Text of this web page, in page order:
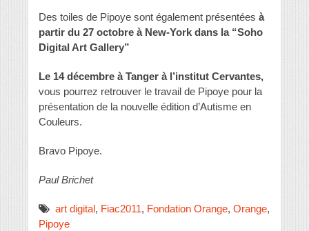
Des toiles de Pipoye sont également présentées à
partir du 27 octobre à New-York dans la “Soho
Digital Art Gallery”
Le 14 décembre à Tanger à l’institut Cervantes,
vous pourrez retrouver le travail de Pipoye pour la
présentation de la nouvelle édition d’Autisme en
Couleurs.
Bravo Pipoye.
Paul Brichet
art digital, Fiac2011, Fondation Orange, Orange,
Pipoye